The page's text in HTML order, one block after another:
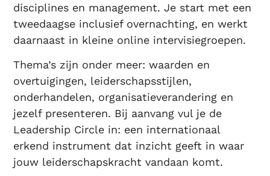
disciplines en management. Je start met een
tweedaagse inclusief overnachting, en werkt
daarnaast in kleine online intervisiegroepen.
Thema’s zijn onder meer: waarden en
overtuigingen, leiderschapsstijlen,
onderhandelen, organisatieverandering en
jezelf presenteren. Bij aanvang vul je de
Leadership Circle in: een internationaal
erkend instrument dat inzicht geeft in waar
jouw leiderschapskracht vandaan komt.